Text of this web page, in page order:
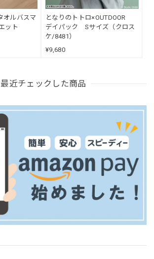
ルバスマ
ット
となりのトトロ×OUTDOOR
デイパック Sサイズ（クロス
ケ/8481）
¥9,680
最近チェックした商品